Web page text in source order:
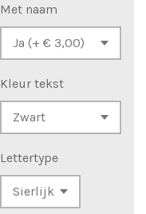
Met naam
Kleur tekst
Lettertype